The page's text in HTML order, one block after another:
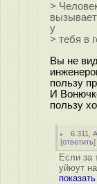
>
у
> тебя в
Вы не
пользу
И
пользу
6.311 ,
[ответить]
Если за
уйюут
показать